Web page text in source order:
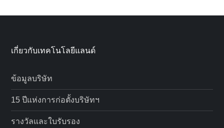
เกี่ยวกับเทคโนโลยีแลนด์
ข้อมูลบริษัท
15 ปีแห่งการก่อตั้งบริษัทฯ
รางวัลและใบรับรอง